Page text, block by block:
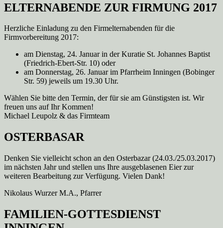
ELTERNABENDE ZUR FIRMUNG 2017
Herzliche Einladung zu den Firmelternabenden für die
Firmvorbereitung 2017:
am Dienstag, 24. Januar in der Kuratie St. Johannes Baptist
(Friedrich-Ebert-Str. 10) oder
am Donnerstag, 26. Januar im Pfarrheim Inningen (Bobinger
Str. 59) jeweils um 19.30 Uhr.
Wählen Sie bitte den Termin, der für sie am Günstigsten ist. Wir
freuen uns auf Ihr Kommen!
Michael Leupolz & das Firmteam
OSTERBASAR
Denken Sie vielleicht schon an den Osterbazar (24.03./25.03.2017)
im nächsten Jahr und stellen uns Ihre ausgeblasenen Eier zur
weiteren Bearbeitung zur Verfügung. Vielen Dank!
Nikolaus Wurzer M.A., Pfarrer
FAMILIEN-GOTTESDIENST